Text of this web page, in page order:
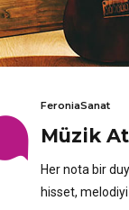
FeroniaSanat
Müzik
Her nota bir
hisset, melodiyi